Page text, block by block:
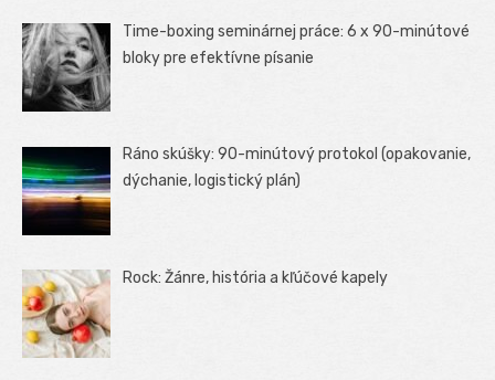
Time-boxing seminárnej práce: 6 x 90-minútové
bloky pre efektívne písanie
Ráno skúšky: 90-minútový protokol (opakovanie,
dýchanie, logistický plán)
Rock: Žánre, história a kľúčové kapely